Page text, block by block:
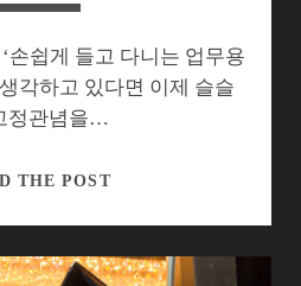
손쉽게 들고 다니는 업무용
각하고 있다면 이제 슬슬
정관념을…
THE POST데
탑